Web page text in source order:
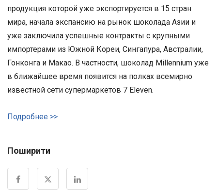
продукция которой уже экспортируется в 15 стран
мира, начала экспансию на рынок шоколада Азии и
уже заключила успешные контракты с крупными
импортерами из Южной Кореи, Сингапура, Австралии,
Гонконга и Макао. В частности, шоколад Millennium уже
в ближайшее время появится на полках всемирно
известной сети супермаркетов 7 Eleven.
Подробнее >>
Поширити